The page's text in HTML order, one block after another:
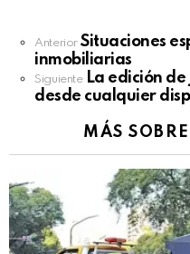
See
more
Anterior Situaciones
inmobiliarias
Siguiente La edición
desde cualquier
MÁS